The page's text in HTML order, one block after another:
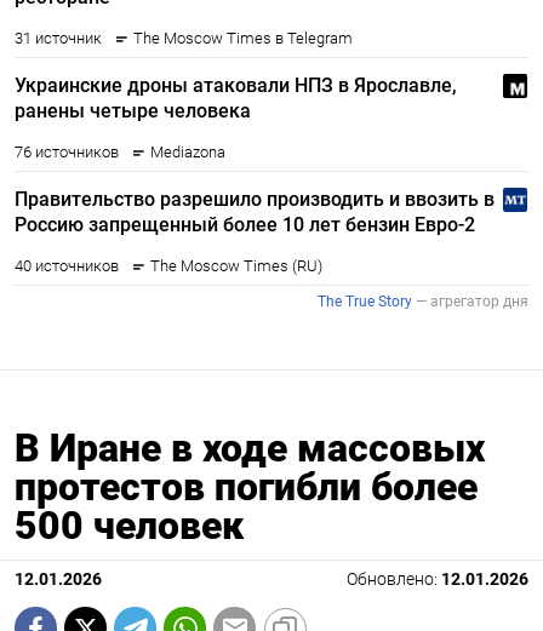
В Иране в ходе массовых
протестов погибли более
500 человек
12.01.2026 Обновлено: 12.01.2026